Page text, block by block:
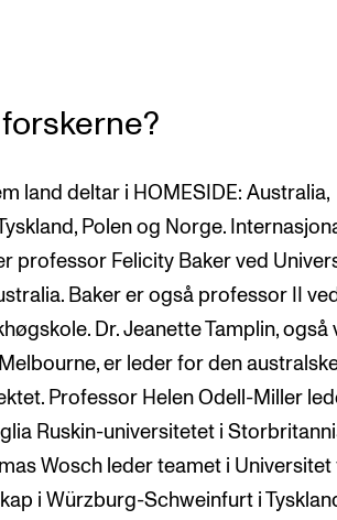
land deltar i HOMESIDE: Australia,
Polen og Norge.
professor Felicity Baker ved
Baker er også professor II
Dr. Jeanette Tamplin, også
er leder for den
Professor Helen Odell-Miller
Ruskin-universitetet i
Wosch leder teamet i
i Würzburg-Schweinfurt i